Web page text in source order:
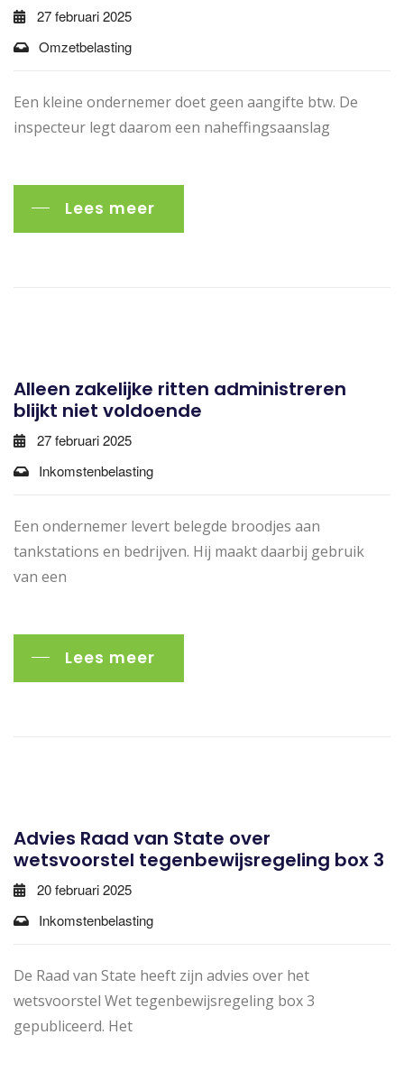
27 februari 2025
Omzetbelasting
Een kleine ondernemer doet geen aangifte btw. De
inspecteur legt daarom een naheffingsaanslag
Lees meer
Alleen zakelijke ritten administreren
blijkt niet voldoende
27 februari 2025
Inkomstenbelasting
Een ondernemer levert belegde broodjes aan
tankstations en bedrijven. Hij maakt daarbij gebruik
van een
Lees meer
Advies Raad van State over
wetsvoorstel tegenbewijsregeling box 3
20 februari 2025
Inkomstenbelasting
De Raad van State heeft zijn advies over het
wetsvoorstel Wet tegenbewijsregeling box 3
gepubliceerd. Het